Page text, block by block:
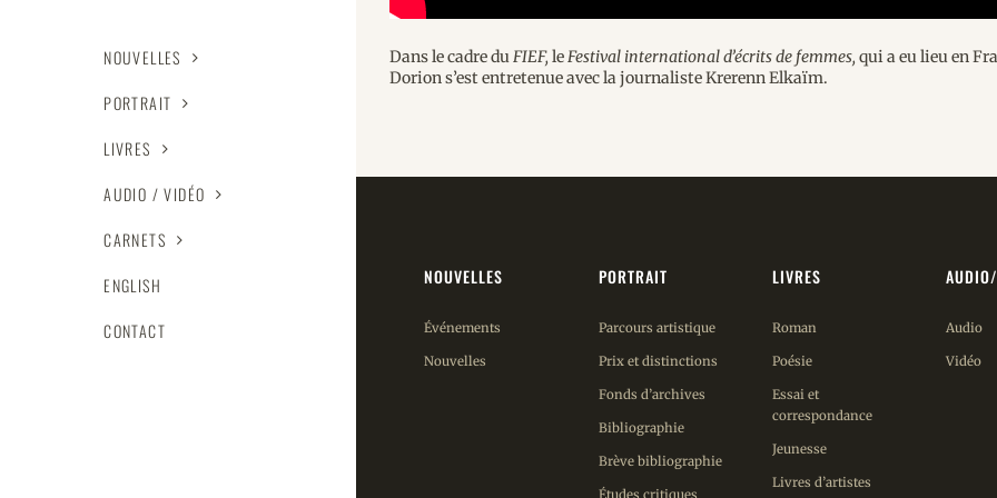
NOUVELLES
PORTRAIT
LIVRES
AUDIO / VIDÉO
CARNETS
ENGLISH
CONTACT
Dans le cadre duFIEF, leFestival international d’écrits de femmes, qui a eu lieu en
Dorion s’est entretenue avec la journaliste Krerenn Elkaïm.
NOUVELLES
Événements
Nouvelles
PORTRAIT
Parcours artistique
Prix et distinctions
Fonds d’archives
Bibliographie
Brève bibliographie
Études critiques
LIVRES
Roman
Poésie
Essai et
correspondance
Jeunesse
Livres d’artistes
Audio
Vidéo